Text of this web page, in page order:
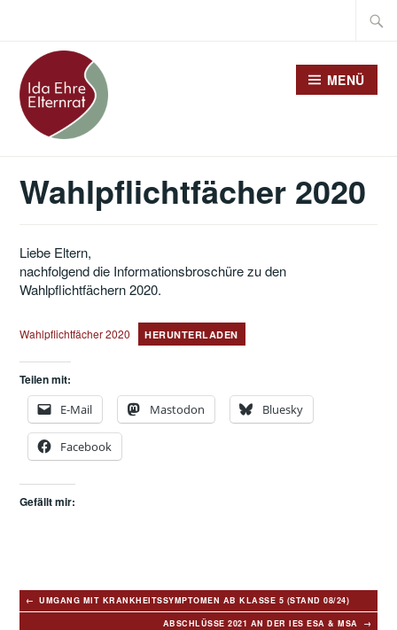
springen
Suche
MENÜ
Wahlpflichtfächer 2020
Liebe Eltern,
nachfolgend die Informationsbroschüre zu den
Wahlpflichtfächern 2020.
Wahlpflichtfächer 2020 HERUNTERLADEN
Teilen mit:
E-Mail
Mastodon Bluesky
Facebook
Gefällt mir:
Beitragsnavigation
UMGANG MIT KRANKHEITSSYMPTOMEN AB KLASSE 5 (STAND 08/24)
ABSCHLÜSSE 2021 AN DER IES ESA & MSA